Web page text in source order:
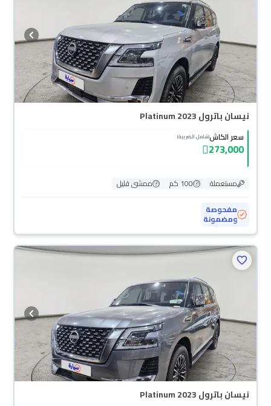
نيسان باترول Platinum 2023
سعر الكاش(شامل الضريبة)
273,000
مستعملة 100 كم
ممشى قليل
مفحوصة
ومضمونة
نيسان باترول Platinum 2023